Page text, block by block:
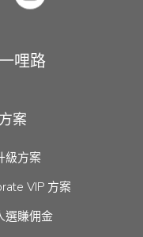
哩路
案
級方案
VIP 方案
選賺佣金